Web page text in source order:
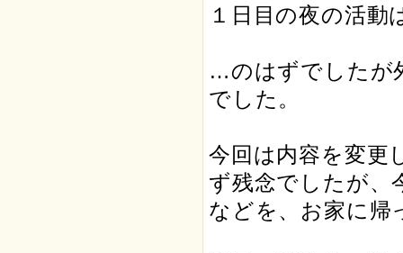
１日目の夜の活動
…のはずでしたが
でした。
今回は内容を変更
ず残念でしたが、
などを、お家に帰